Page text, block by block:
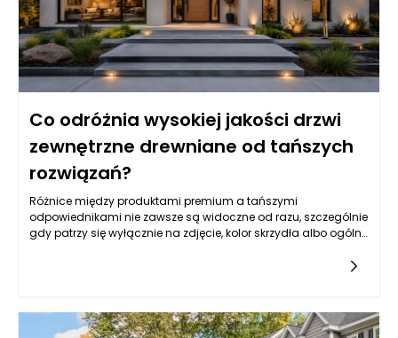
Co odróżnia wysokiej jakości drzwi
zewnętrzne drewniane od tańszych
rozwiązań?
Różnice między produktami premium a tańszymi
odpowiednikami nie zawsze są widoczne od razu, szczególnie
gdy patrzy się wyłącznie na zdjęcie, kolor skrzydła albo ogólny
precyzji wykonania. Tańsze rozwiązania często kuszą niższą
ceną, jednak mogą oznaczać kompromisy w zakresie